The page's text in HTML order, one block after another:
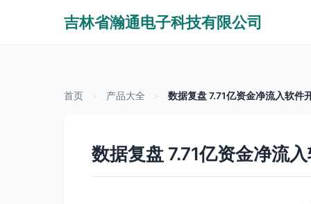
吉林省瀚通电子科技有限公司
首页 产品大全 数据复盘 7.71亿资金净流入软件
数据复盘 7.71亿资金净流